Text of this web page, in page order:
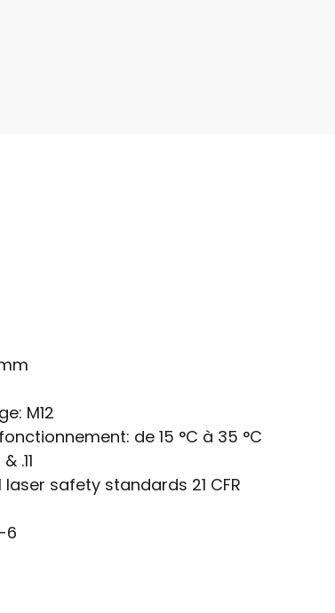
M12
de 15 °C à 35 °C
.11
laser safety standards 21 CFR
6